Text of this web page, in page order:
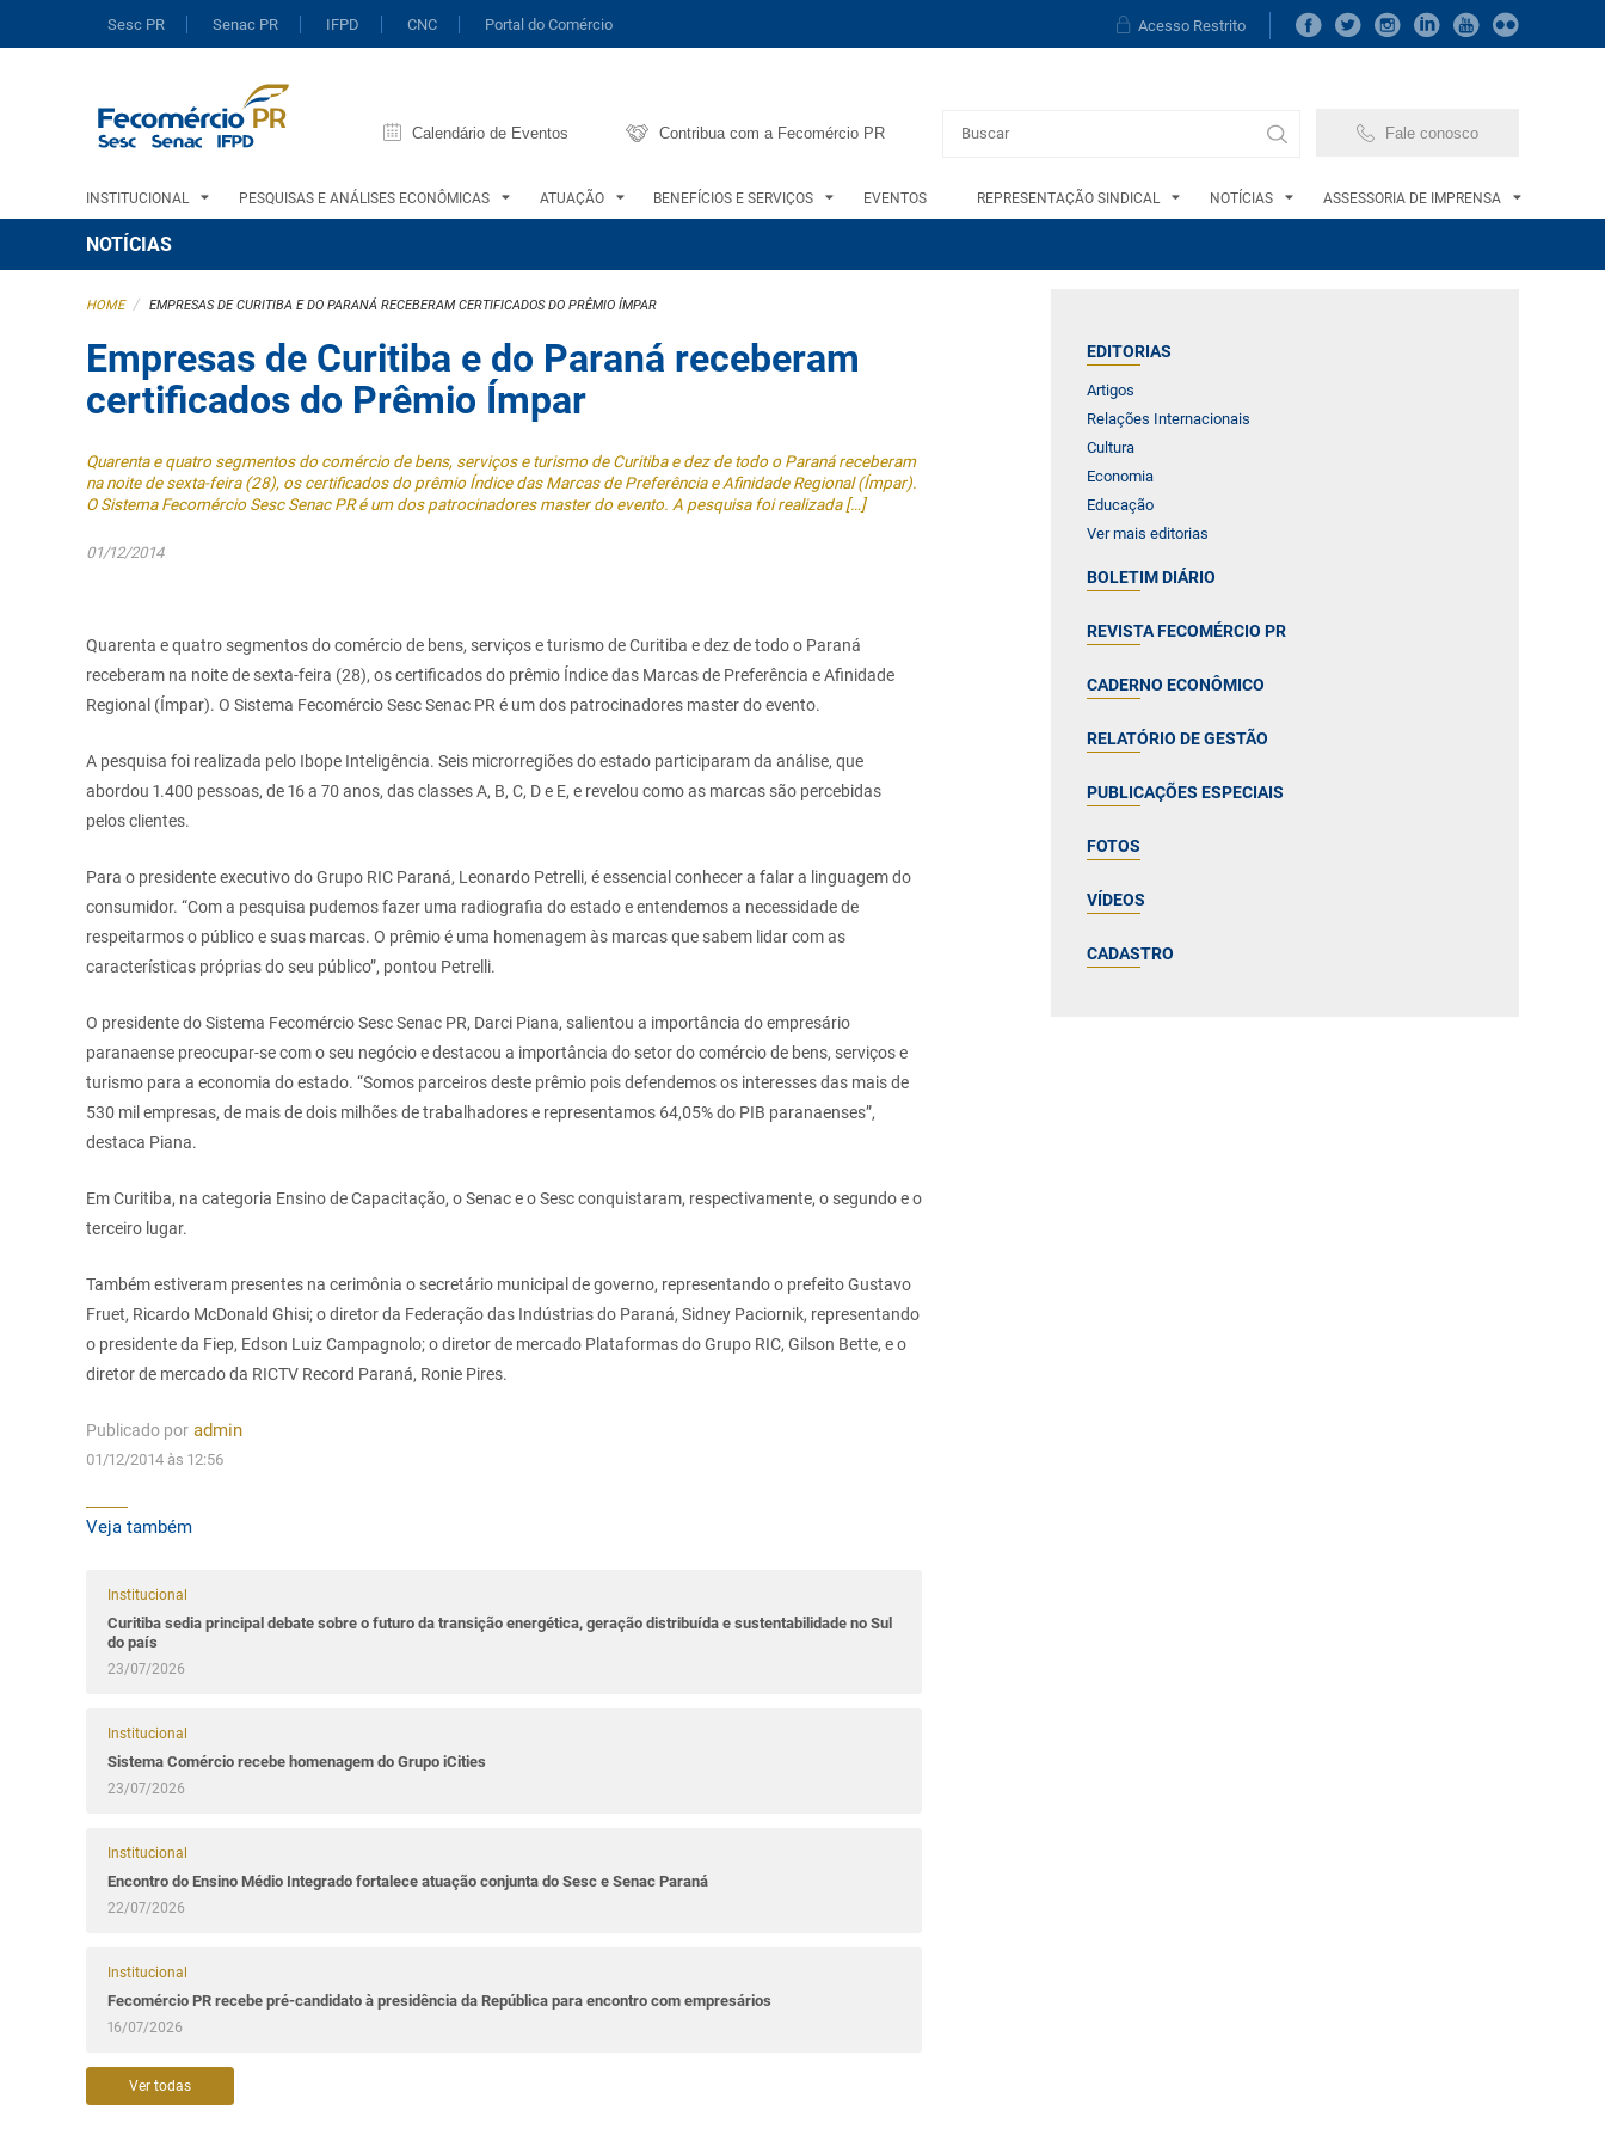
Sesc PR Senac PR IFPD CNC Portal do Comércio Acesso Restrito
Calendário de Eventos Contribua com a Fecomércio PR Fale conosco
INSTITUCIONAL PESQUISAS E ANÁLISES ECONÔMICAS ATUAÇÃO BENEFÍCIOS E SERVIÇOS EVENTOS REPRESENTAÇÃO SINDICAL NOTÍCIAS ASSESSORIA DE IMPRENSA
NOTÍCIAS
EDITORIAS
Artigos
Relações Internacionais
Cultura
Economia
Educação
Ver mais editorias
BOLETIM DIÁRIO
REVISTA FECOMÉRCIO PR
CADERNO ECONÔMICO
RELATÓRIO DE GESTÃO
PUBLICAÇÕES ESPECIAIS
FOTOS
VÍDEOS
CADASTRO
HOME / EMPRESAS DE CURITIBA E DO PARANÁ RECEBERAM CERTIFICADOS DO PRÊMIO ÍMPAR
Empresas de Curitiba e do Paraná receberam
certificados do Prêmio Ímpar
Quarenta e quatro segmentos do comércio de bens, serviços e turismo de Curitiba e dez de todo o Paraná receberam
na noite de sexta-feira (28), os certificados do prêmio Índice das Marcas de Preferência e Afinidade Regional (Ímpar).
O Sistema Fecomércio Sesc Senac PR é um dos patrocinadores master do evento. A pesquisa foi realizada […]
01/12/2014
Quarenta e quatro segmentos do comércio de bens, serviços e turismo de Curitiba e dez de todo o Paraná
receberam na noite de sexta-feira (28), os certificados do prêmio Índice das Marcas de Preferência e Afinidade
Regional (Ímpar). O Sistema Fecomércio Sesc Senac PR é um dos patrocinadores master do evento.
A pesquisa foi realizada pelo Ibope Inteligência. Seis microrregiões do estado participaram da análise, que
abordou 1.400 pessoas, de 16 a 70 anos, das classes A, B, C, D e E, e revelou como as marcas são percebidas
pelos clientes.
Para o presidente executivo do Grupo RIC Paraná, Leonardo Petrelli, é essencial conhecer a falar a linguagem do
consumidor. “Com a pesquisa pudemos fazer uma radiografia do estado e entendemos a necessidade de
respeitarmos o público e suas marcas. O prêmio é uma homenagem às marcas que sabem lidar com as
características próprias do seu público”, pontou Petrelli.
O presidente do Sistema Fecomércio Sesc Senac PR, Darci Piana, salientou a importância do empresário
paranaense preocupar-se com o seu negócio e destacou a importância do setor do comércio de bens, serviços e
turismo para a economia do estado. “Somos parceiros deste prêmio pois defendemos os interesses das mais de
530 mil empresas, de mais de dois milhões de trabalhadores e representamos 64,05% do PIB paranaenses”,
destaca Piana.
Em Curitiba, na categoria Ensino de Capacitação, o Senac e o Sesc conquistaram, respectivamente, o segundo e o
terceiro lugar.
Também estiveram presentes na cerimônia o secretário municipal de governo, representando o prefeito Gustavo
Fruet, Ricardo McDonald Ghisi; o diretor da Federação das Indústrias do Paraná, Sidney Paciornik, representando
o presidente da Fiep, Edson Luiz Campagnolo; o diretor de mercado Plataformas do Grupo RIC, Gilson Bette, e o
diretor de mercado da RICTV Record Paraná, Ronie Pires.
Publicado por admin
01/12/2014 às 12:56
Veja também
Institucional
Curitiba sedia principal debate sobre o futuro da transição energética, geração distribuída e sustentabilidade no Sul
do país
23/07/2026
Institucional
Sistema Comércio recebe homenagem do Grupo iCities
23/07/2026
Institucional
Encontro do Ensino Médio Integrado fortalece atuação conjunta do Sesc e Senac Paraná
22/07/2026
Institucional
Fecomércio PR recebe pré-candidato à presidência da República para encontro com empresários
16/07/2026
Ver todas